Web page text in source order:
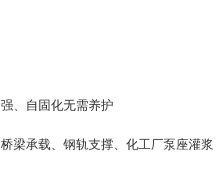
、自固化无需养护
梁承载、钢轨支撑、化工厂泵座灌浆